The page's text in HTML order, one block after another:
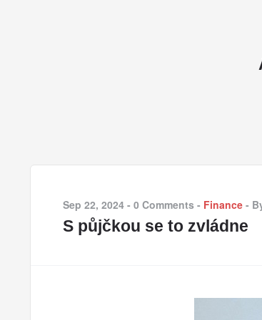
Sep 22, 2024 - 0 Comments - Finance -
S půjčkou se to zvládne